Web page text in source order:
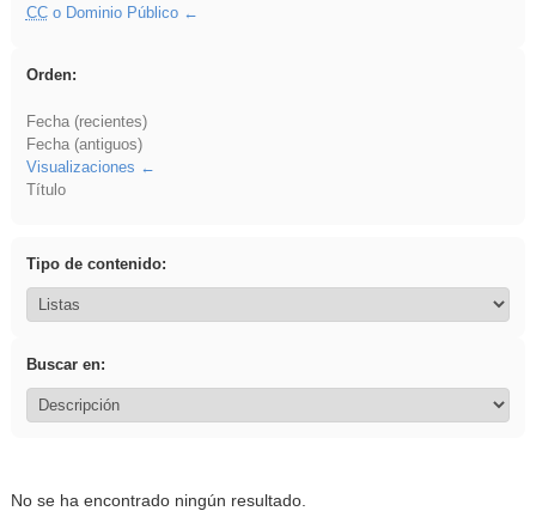
CCo Dominio Público
Orden:
Fecha (recientes)
Fecha (antiguos)
Visualizaciones
Título
Tipo de contenido:
Buscar en:
No se ha encontrado ningún resultado.